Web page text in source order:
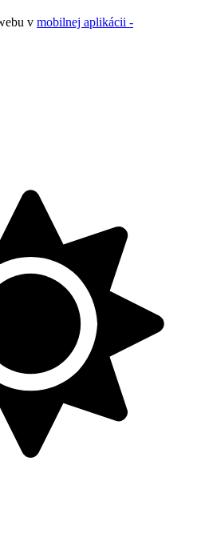
v mobilnej aplikácii -